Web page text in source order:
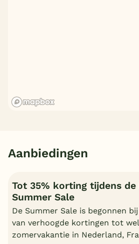
Aanbiedingen
Tot 35% korting tijdens de
Summer Sale
De Summer Sale is begonnen
van verhoogde kortingen tot
zomervakantie in Nederland,